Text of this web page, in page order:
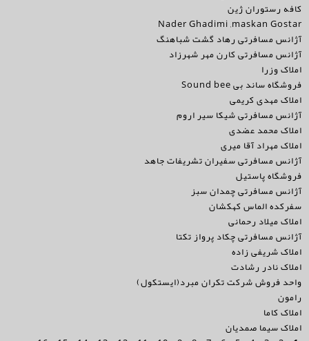
کافه رستوران ژین
Nader Ghadimi ,maskan Gostar
آژانس مسافرتی رهاد گشت شباهنگ
آژانس مسافرتی کارن مهر شهرزاد
املاک وزرا
فروشگاه ساند بی Sound bee
املاک مهدی کریمی
آژانس مسافرتی شیکا سیر اروم
املاک محمد عضدی
املاک مهراد آقا میری
آژانس مسافرتی سفیران تشریفات جاهد
فروشگاه پاستیل
آژانس مسافرتی چمدان سبز
سفرکده الماس کهکشان
املاک میلاد رحمانی
آژانس مسافرتی چکاد پرواز تکتا
املاک شریفی زاده
املاک نادر رشادت
واحد فروش شرکت تکران مبرد(ایستکول)
رامون
املاک کاما
املاک سیما صمدیان